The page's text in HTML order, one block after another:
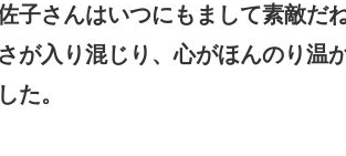
子さんはいつにもまして素敵だ
が入り混じり、心がほんのり温
た。